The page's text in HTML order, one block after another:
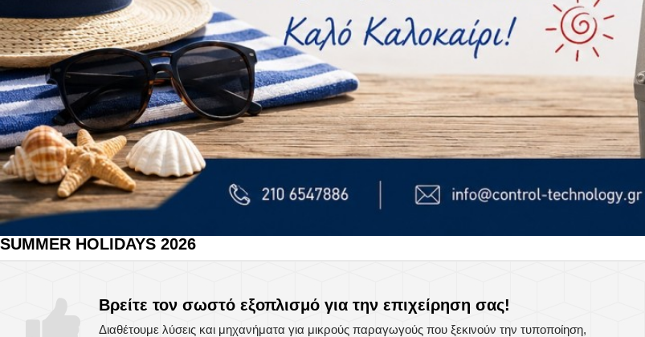
SUMMER HOLIDAYS 2026
Βρείτε τον σωστό εξοπλισμό για την επιχείρηση σας!
Διαθέτουμε λύσεις και μηχανήματα για μικρούς παραγωγούς που ξεκινούν την τυποποίηση,